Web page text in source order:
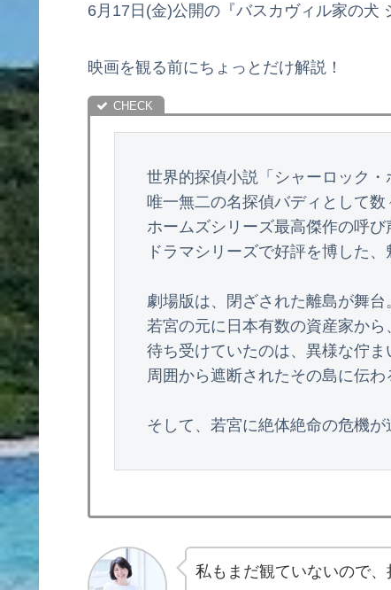
6月17日(金)公開の『バスカヴィル家の犬
映画を観る前にちょっとだけ解説！
世界的探偵小説「シャーロック
唯一無二の名探偵バディとして
ホームズシリーズ最高傑作の呼
ドラマシリーズで好評を博した
劇場版は、閉ざされた離島が舞台
若宮の元に日本有数の資産家か
待ち受けていたのは、異様な佇
周囲から遮断されたその島に伝
そして、若宮に絶体絶命の危機
私もまだ観ていないので